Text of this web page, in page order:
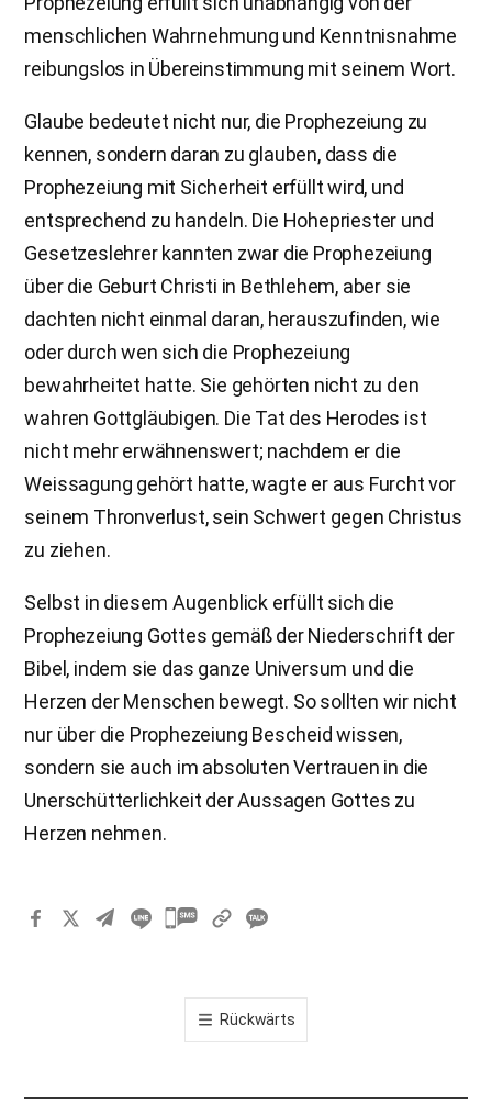
menschlichen Wahrnehmung und Kenntnisnahme
reibungslos in Übereinstimmung mit seinem Wort.
Glaube bedeutet nicht nur, die Prophezeiung zu
kennen, sondern daran zu glauben, dass die
Prophezeiung mit Sicherheit erfüllt wird, und
entsprechend zu handeln. Die Hohepriester und
Gesetzeslehrer kannten zwar die Prophezeiung
über die Geburt Christi in Bethlehem, aber sie
dachten nicht einmal daran, herauszufinden, wie
oder durch wen sich die Prophezeiung
bewahrheitet hatte. Sie gehörten nicht zu den
wahren Gottgläubigen. Die Tat des Herodes ist
nicht mehr erwähnenswert; nachdem er die
Weissagung gehört hatte, wagte er aus Furcht vor
seinem Thronverlust, sein Schwert gegen Christus
zu ziehen.
Selbst in diesem Augenblick erfüllt sich die
Prophezeiung Gottes gemäß der Niederschrift der
Bibel, indem sie das ganze Universum und die
Herzen der Menschen bewegt. So sollten wir nicht
nur über die Prophezeiung Bescheid wissen,
sondern sie auch im absoluten Vertrauen in die
Unerschütterlichkeit der Aussagen Gottes zu
Herzen nehmen.
카
톡
공
기
Rückwärts